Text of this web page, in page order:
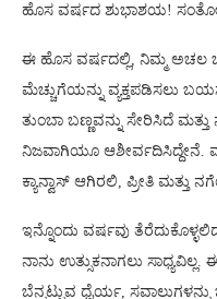
ಹೊಸ ವರ್ಷದ ಶುಭಾಶಯ!
ಈ ಹೊಸ ವರ್ಷದಲ್ಲಿ, ನಿಮ್ಮ ಅಚಲ
ಮೆಚ್ಚುಗೆಯನ್ನು ವ್ಯಕ್ತಪಡಿಸಲು
ತುಂಬಾ ಬಣ್ಣವನ್ನು ಸೇರಿಸಿದೆ ಮತ್ತು
ನಿಜವಾಗಿಯೂ ಆಶೀರ್ವದಿಸಿದ್ದೇನೆ.
ಕ್ಯಾನ್ವಾಸ್ ಆಗಿರಲಿ, ಪ್ರೀತಿ ಮತ್ತು
ಇನ್ನೊಂದು ವರ್ಷವು
ನಾನು ಉತ್ಸುಕನಾಗಲು
ಬೆನ್ನಟ್ಟುವ ಧೈರ್ಯ,